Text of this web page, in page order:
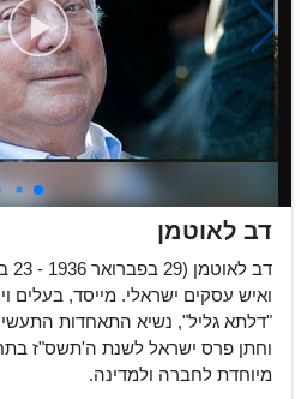
דב לאוטמן
ואיש עסקים ישראלי. מייסד, בעלים
וחתן פרס ישראל לשנת ה'תשס"ז
מיוחדת לחברה ולמדינה.